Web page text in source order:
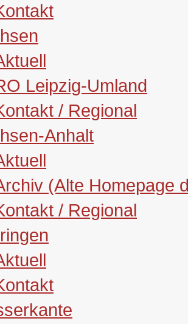
Leipzig-Umland
/ Regional
Anhalt
(Alte Homepage
/ Regional